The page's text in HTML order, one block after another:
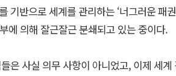
기반으로 세계를 관리하는 ‘너그러운 패
에 의해 잘근잘근 분쇄되고 있는 중이다.
은 사실 의무 사항이 아니었고, 이제 세